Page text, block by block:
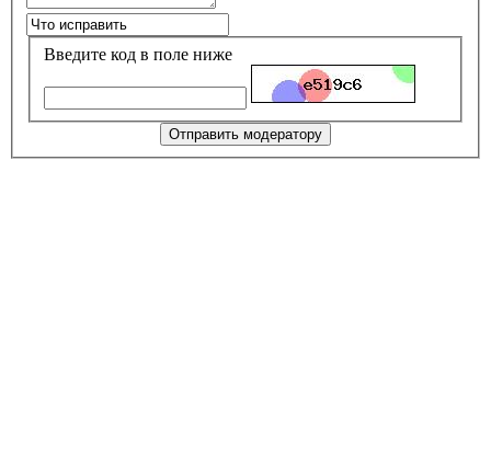
Введите код в поле ниже
Отправить модератору